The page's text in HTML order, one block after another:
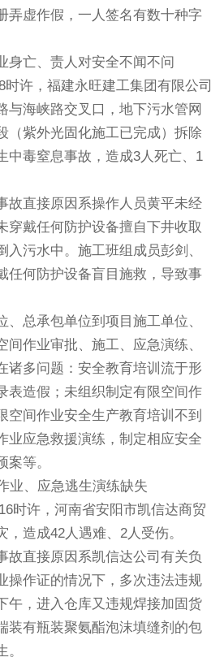
弄虚作假，一人签名有数十种字
身亡、责人对安全不闻不问
许，福建永旺建工集团有限公司
与海峡路交叉口，地下污水管网
（紫外光固化施工已完成）拆除
中毒窒息事故，造成3人死亡、1
直接原因系操作人员黄平未经
穿戴任何防护设备擅自下井收取
入污水中。施工班组成员彭剑、
任何防护设备盲目施救，导致事
总承包单位到项目施工单位、
间作业审批、施工、应急演练、
诸多问题：安全教育培训流于形
表造假；未组织制定有限空间作
空间作业安全生产教育培训不到
业应急救援演练，制定相应安全
案等。
业、应急逃生演练缺失
许，河南省安阳市凯信达商贸
造成42人遇难、2人受伤。
直接原因系凯信达公司有关负
操作证的情况下，多次违法违规
午，进入仓库又违规焊接加固货
装有瓶装聚氨酯泡沫填缝剂的包